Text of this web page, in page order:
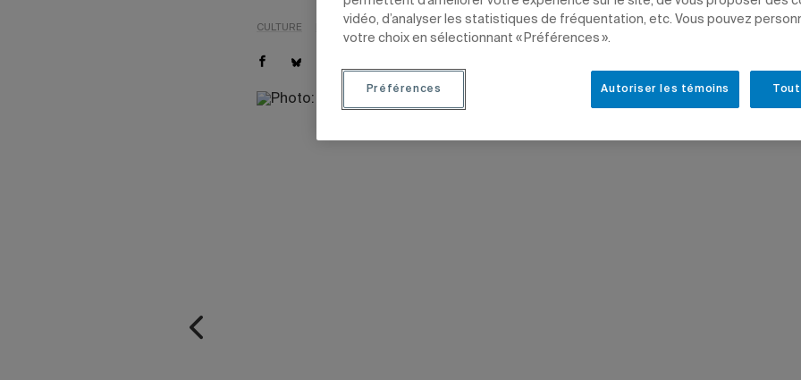
CULTURE PRIX ET DISTINCTIONS ÉTUDIANTS
vidéo, d’analyser les statistiques de fréquentation, etc. Vous pouvez
votre choix en sélectionnant « Préférences ».
Autoriser les témoins
Préférences